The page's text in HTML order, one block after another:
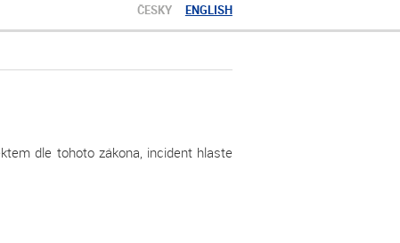
ČESKY ENGLISH
dle tohoto zákona, incident hlaste